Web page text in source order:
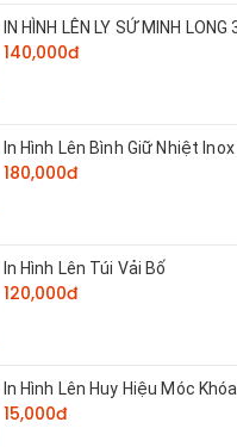
IN HÌNH LÊN LY SỨ MINH LONG
140,000đ
In Hình Lên Bình Giữ Nhiệt Inox
180,000đ
In Hình Lên Túi Vải Bố
120,000đ
In Hình Lên Huy Hiệu Móc Khóa
15,000đ